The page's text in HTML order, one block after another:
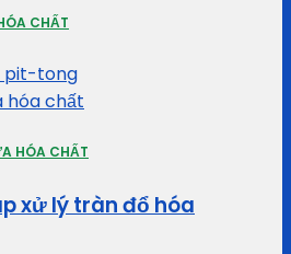
CHẤT
pit-tong
hóa chất
HÓA CHẤT
xử lý tràn đổ hóa